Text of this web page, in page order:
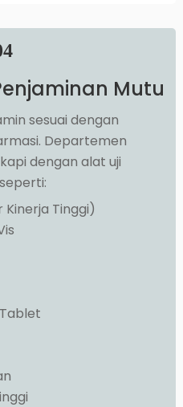
Mutu
sesuai dengan
Departemen
dengan alat uji
Kinerja Tinggi)